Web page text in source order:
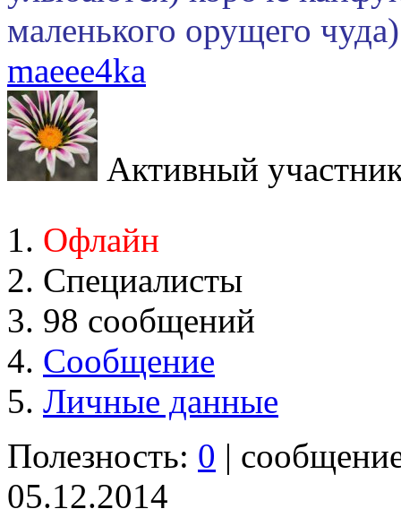
маленького орущего чуда)
maeee4ka
Активный
Офлайн
Специалисты
98 сообщений
Сообщение
Личные данные
Полезность: 0 |
05.12.2014